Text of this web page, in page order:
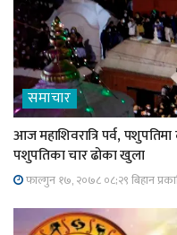
समाचार
आज महाशिवरात्रि पर्व,
पशुपतिका चार ढोका खुला
फाल्गुन १७, २०७८ ०८;२९ बिहान